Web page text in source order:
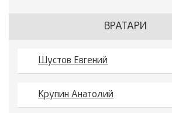
ВРАТАРИ
Шустов Евгений
Крупин Анатолий